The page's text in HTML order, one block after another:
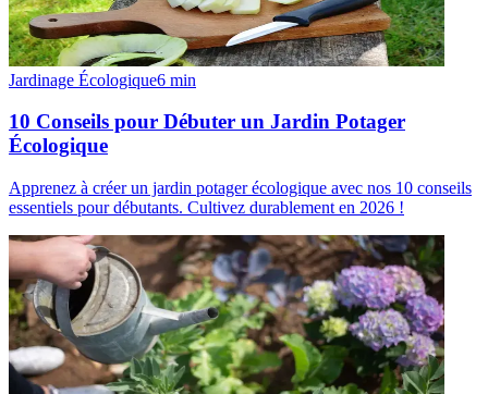
Jardinage Écologique6 min
10 Conseils pour Débuter un Jardin Potager
Écologique
Apprenez à créer un jardin potager écologique avec nos 10 conseils
essentiels pour débutants. Cultivez durablement en 2026 !